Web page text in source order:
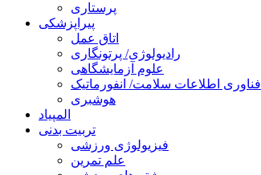
پرستاری
پیراپزشکی
اتاق عمل
رادیولوژی/ پرتونگاری
علوم آزمایشگاهی
فناوری اطلاعات سلامت/ انفورماتیک
هوشبری
المپیاد
تربیت بدنی
فیزیولوژی ورزشی
علم تمرین